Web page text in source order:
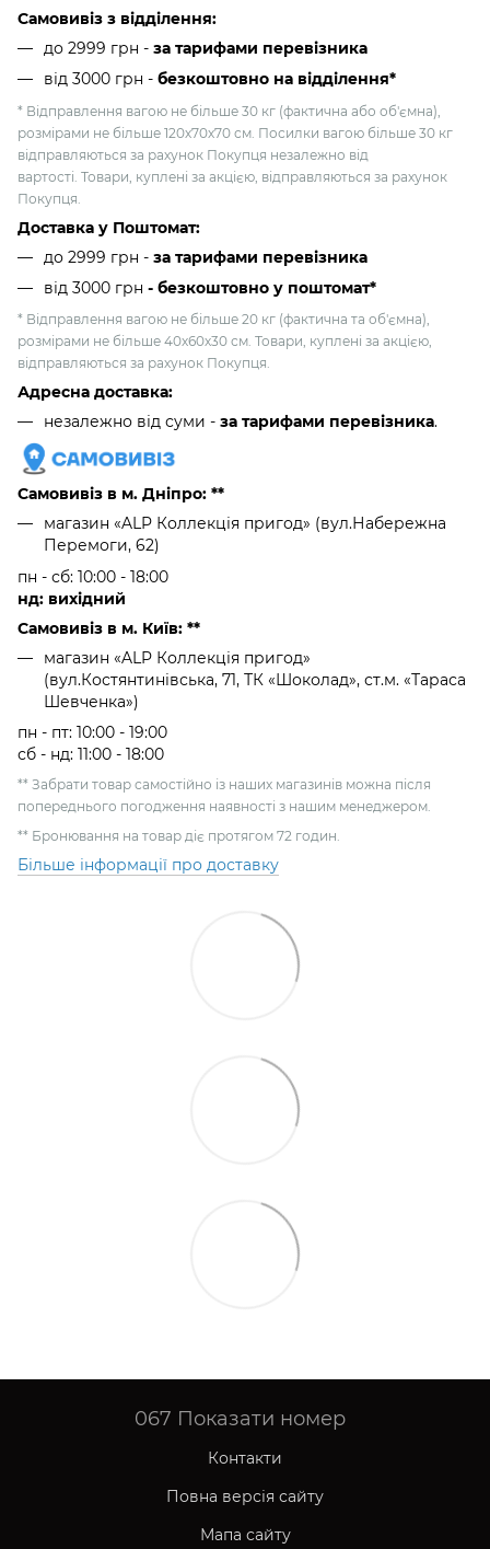
Самовивіз з відділення:
до 2999 грн - за тарифами перевізника
від 3000 грн - безкоштовно на відділення*
* Відправлення вагою не більше 30 кг (фактична або об'ємна),
розмірами не більше 120х70х70 см. Посилки вагою більше 30 кг
відправляються за рахунок Покупця незалежно від
вартості. Товари, куплені за акцією, відправляються за рахунок
Покупця.
Доставка у Поштомат:
до 2999 грн - за тарифами перевізника
від 3000 грн - безкоштовно у поштомат*
* Відправлення вагою не більше 20 кг (фактична та об'ємна),
розмірами не більше 40х60х30 см. Товари, куплені за акцією,
відправляються за рахунок Покупця.
Адресна доставка:
незалежно від суми - за тарифами перевізника.
Самовивіз в м. Дніпро: **
магазин «ALP Коллекція пригод» (вул.Набережна
Перемоги, 62)
пн - сб: 10:00 - 18:00
нд: вихідний
Самовивіз в м. Київ: **
магазин «ALP Коллекція пригод»
(вул.Костянтинівська, 71, ТК «Шоколад», ст.м. «Тараса
Шевченка»)
пн - пт: 10:00 - 19:00
сб - нд: 11:00 - 18:00
** Забрати товар самостійно із наших магазинів можна після
попереднього погодження наявності з нашим менеджером.
** Бронювання на товар діє протягом 72 годин.
Більше інформації про доставку
067 Показати номер
Контакти
Повна версія сайту
Мапа сайту